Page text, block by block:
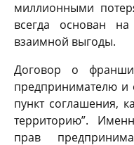
миллионными
всегда основан
взаимной выгоды.
Договор о
предпринимателю и
пункт соглашения,
территорию”.
прав